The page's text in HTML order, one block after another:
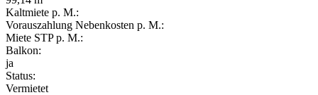
Kaltmiete p. M.:
Vorauszahlung Nebenkosten p. M.:
Miete STP p. M.:
Balkon:
ja
Status:
Vermietet